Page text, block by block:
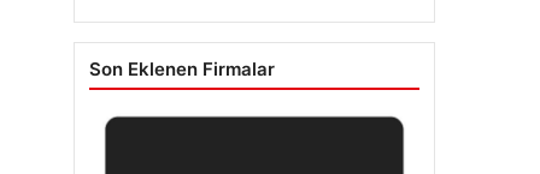
Son Eklenen Firmalar